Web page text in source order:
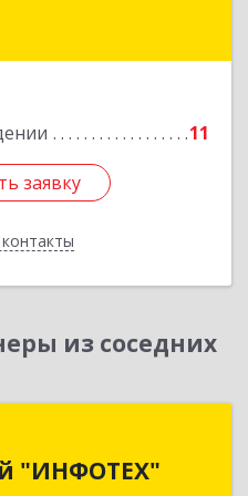
11
заявку
Подробнее
заявку
из соседних
"ИНФОТЕХ"
Жуковский г, Чкалова